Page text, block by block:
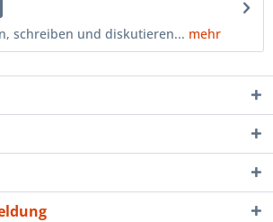
schreiben und diskutieren... mehr